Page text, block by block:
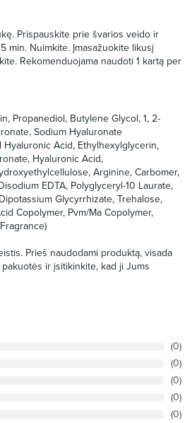
Prispauskite prie švarios veido ir
min. Nuimkite. Įmasažuokite likusį
Rekomenduojama naudoti 1 kartą per
Propanediol, Butylene Glycol, 1, 2-
Sodium Hyaluronate
Acid, Ethylhexylglycerin,
Hyaluronic Acid,
Arginine, Carbomer,
EDTA, Polyglyceryl-10 Laurate,
Glycyrrhizate, Trehalose,
Copolymer, Pvm/Ma Copolymer,
Prieš naudodami produktą, visada
ir įsitikinkite, kad ji Jums
(0)
(0)
(0)
(0)
(0)